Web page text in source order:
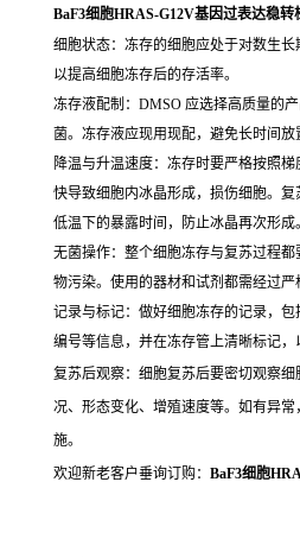
BaF3细胞HRAS-G12V基因过表达稳转
细胞状态：冻存的细胞应处于对数生
以提高细胞冻存后的存活率。
冻存液配制：DMSO 应选择高质量的
菌。冻存液应现用现配，避免长时间放
降温与升温速度：冻存时要严格按照
快导致细胞内冰晶形成，损伤细胞。
低温下的暴露时间，防止冰晶再次形成。
无菌操作：整个细胞冻存与复苏过程
物污染。使用的器材和试剂都需经过严
记录与标记：做好细胞冻存的记录，
编号等信息，并在冻存管上清晰标记，
复苏后观察：细胞复苏后要密切观察
况、形态变化、增殖速度等。如有异
施。
欢迎新老客户垂询订购： BaF3细胞